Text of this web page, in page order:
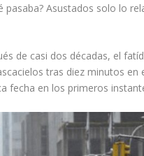
Asustados solo lo
de casi dos décadas, el
tras diez minutos en
fecha en los primeros